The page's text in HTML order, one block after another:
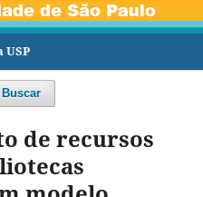
USP
Buscar
de recursos